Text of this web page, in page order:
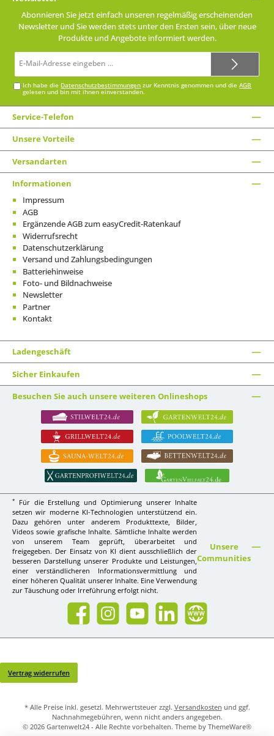
Abonnieren Sie jetzt einfach unseren regelmäßig erscheinenden
Newsletter und Sie werden stets unter den Ersten sein, über neue
Produkte und Angebote informiert werden.
Mail-
Ich habe die Datenschutzbestimmungen zur Kenntnis genommen und dieAGB
gelesen und bin mit ihnen einverstanden.
Service-Telefon
Unsere Vorteile
Versandarten
Informationen
Impressum
AGB
Ergänzende AGB zum easyCredit-Ratenkauf
Widerrufsrecht
Datenschutzerklärung
Versand und Zahlungsbedingungen
Batteriehinweise
Foto- und Bildnachweise
Newsletter
Partner
Kontakt
Ladengeschäft
Sicher Einkaufen
Besuchen Sie auch unsere weiteren Onlineshops
*
Für die Erstellung und Optimierung unserer Inhalte
setzen wir moderne KI-Technologien unterstützend ein.
Dazu gehören unter anderem Produkttexte, Bilder,
Videos sowie grafische Inhalte. Sämtliche Inhalte werden
von unserem Team geprüft, überarbeitet und
freigegeben. Der Einsatz von KI dient ausschließlich der
besseren Darstellung unserer Produkte und Leistungen,
einer verständlicheren Informationsvermittlung und
einer höheren Qualität unserer Inhalte. Eine Verwendung
zur Täuschung oder Irreführung erfolgt nicht.
Unsere
Communities
Facebook InstagramYouTube LinkedIn Website
Vertrag widerrufen
* Alle Preise inkl. gesetzl. Mehrwertsteuer zzgl. Versandkosten und ggf.
Nachnahmegebühren, wenn nicht anders angegeben.
© 2026 Gartenwelt24 - Alle Rechte vorbehalten. Theme by ThemeWare®